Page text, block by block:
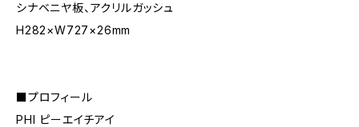
シナベニヤ板、アクリルガッシュ
H282×W727×26mm
■プロフィール
PHI ピーエイチアイ